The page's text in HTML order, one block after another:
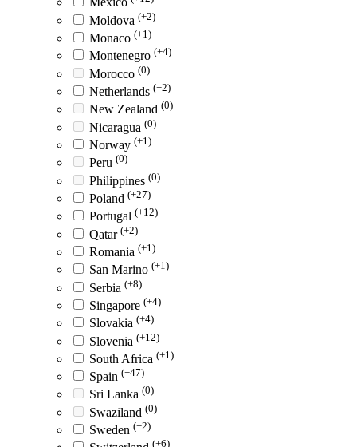
Moldova (+2)
Monaco (+1)
Montenegro (+4)
Morocco (0)
Netherlands (+2)
New Zealand (0)
Nicaragua (0)
Norway (+1)
Peru (0)
Philippines (0)
Poland (+27)
Portugal (+12)
Qatar (+2)
Romania (+1)
San Marino (+1)
Serbia (+8)
Singapore (+4)
Slovakia (+4)
Slovenia (+12)
South Africa (+1)
Spain (+47)
Sri Lanka (0)
Swaziland (0)
Sweden (+2)
(+6)